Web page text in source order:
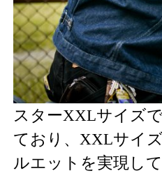
スターXXLサイズ
ており、XXLサイ
ルエットを実現し